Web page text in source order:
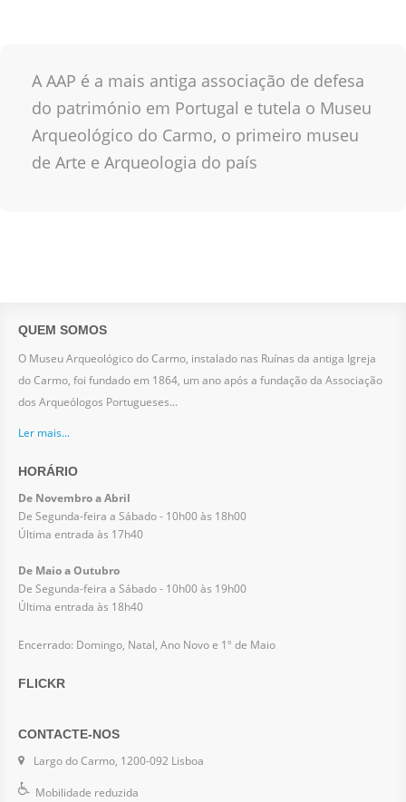
A AAP é a mais antiga associação de defesa
do património em Portugal e tutela o Museu
Arqueológico do Carmo, o primeiro museu
de Arte e Arqueologia do país
QUEM SOMOS
O Museu Arqueológico do Carmo, instalado nas Ruínas da antiga Igreja
do Carmo, foi fundado em 1864, um ano após a fundação da Associação
dos Arqueólogos Portugueses...
Ler mais...
HORÁRIO
De Novembro a Abril
De Segunda-feira a Sábado - 10h00 às 18h00
Última entrada às 17h40
De Maio a Outubro
De Segunda-feira a Sábado - 10h00 às 19h00
Última entrada às 18h40
Encerrado: Domingo, Natal, Ano Novo e 1º de Maio
FLICKR
CONTACTE-NOS
Largo do Carmo, 1200-092 Lisboa
Mobilidade reduzida